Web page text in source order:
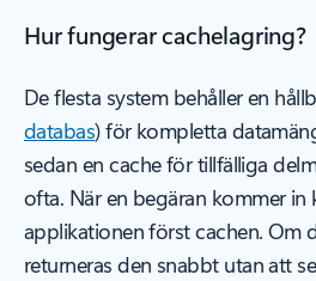
Hur fungerar cachelagring?
De flesta system behåller en
databas) för kompletta
sedan en cache för tillfälliga
ofta. När en begäran kommer in
applikationen först cachen. Om
returneras den snabbt utan att